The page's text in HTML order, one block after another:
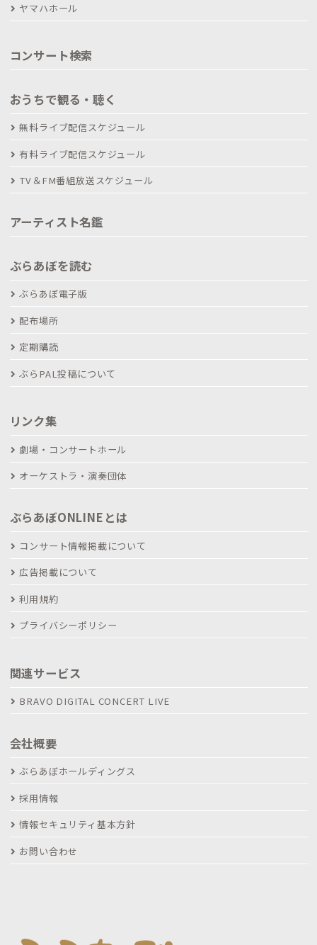
ヤマハホール
コンサート検索
おうちで観る・聴く
無料ライブ配信スケジュール
有料ライブ配信スケジュール
TV＆FM番組放送スケジュール
アーティスト名鑑
ぶらあぼを読む
ぶらあぼ電子版
配布場所
定期購読
ぶらPAL投稿について
リンク集
劇場・コンサートホール
オーケストラ・演奏団体
ぶらあぼONLINEとは
コンサート情報掲載について
広告掲載について
利用規約
プライバシーポリシー
関連サービス
BRAVO DIGITAL CONCERT LIVE
会社概要
ぶらあぼホールディングス
採用情報
情報セキュリティ基本方針
お問い合わせ